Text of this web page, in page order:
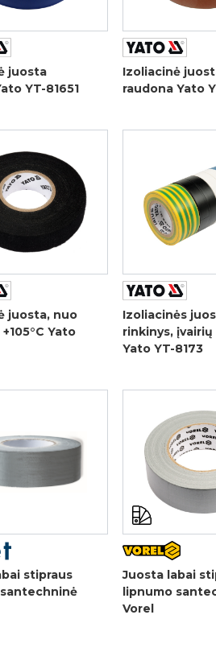
juosta
YT-81651
Izoliacinė
raudona Yato
juosta, nuo
Yato
Izoliacinės
rinkinys, įvairių
Yato YT-8173
stipraus
Juosta labai
lipnumo
Vorel